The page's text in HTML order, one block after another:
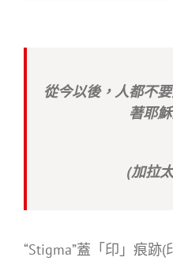
從今以後，人都不
著耶
(加拉
“Stigma”蓋「印」痕跡